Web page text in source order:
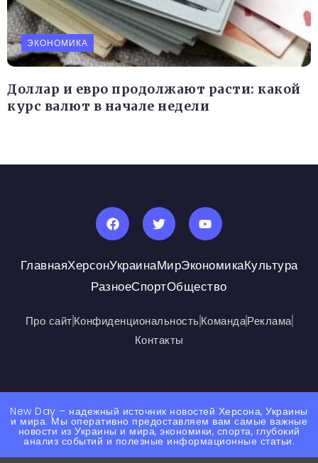
ЭКОНОМИКА
Доллар и евро продолжают расти: какой
курс валют в начале недели
ГлавнаяХерсонУкраинаМирЭкономикаКультура
РазноеСпортОбщество
Про сайтКонфиденциональностьКомандаРеклама
Контакты
New Day – надежный источник новостей Херсона, Украины
и мира. Мы оперативно предоставляем вам самые важные
новости из Украины и мира, экономики, спорта, глубокий
анализ событий и полезные информационные статьи.